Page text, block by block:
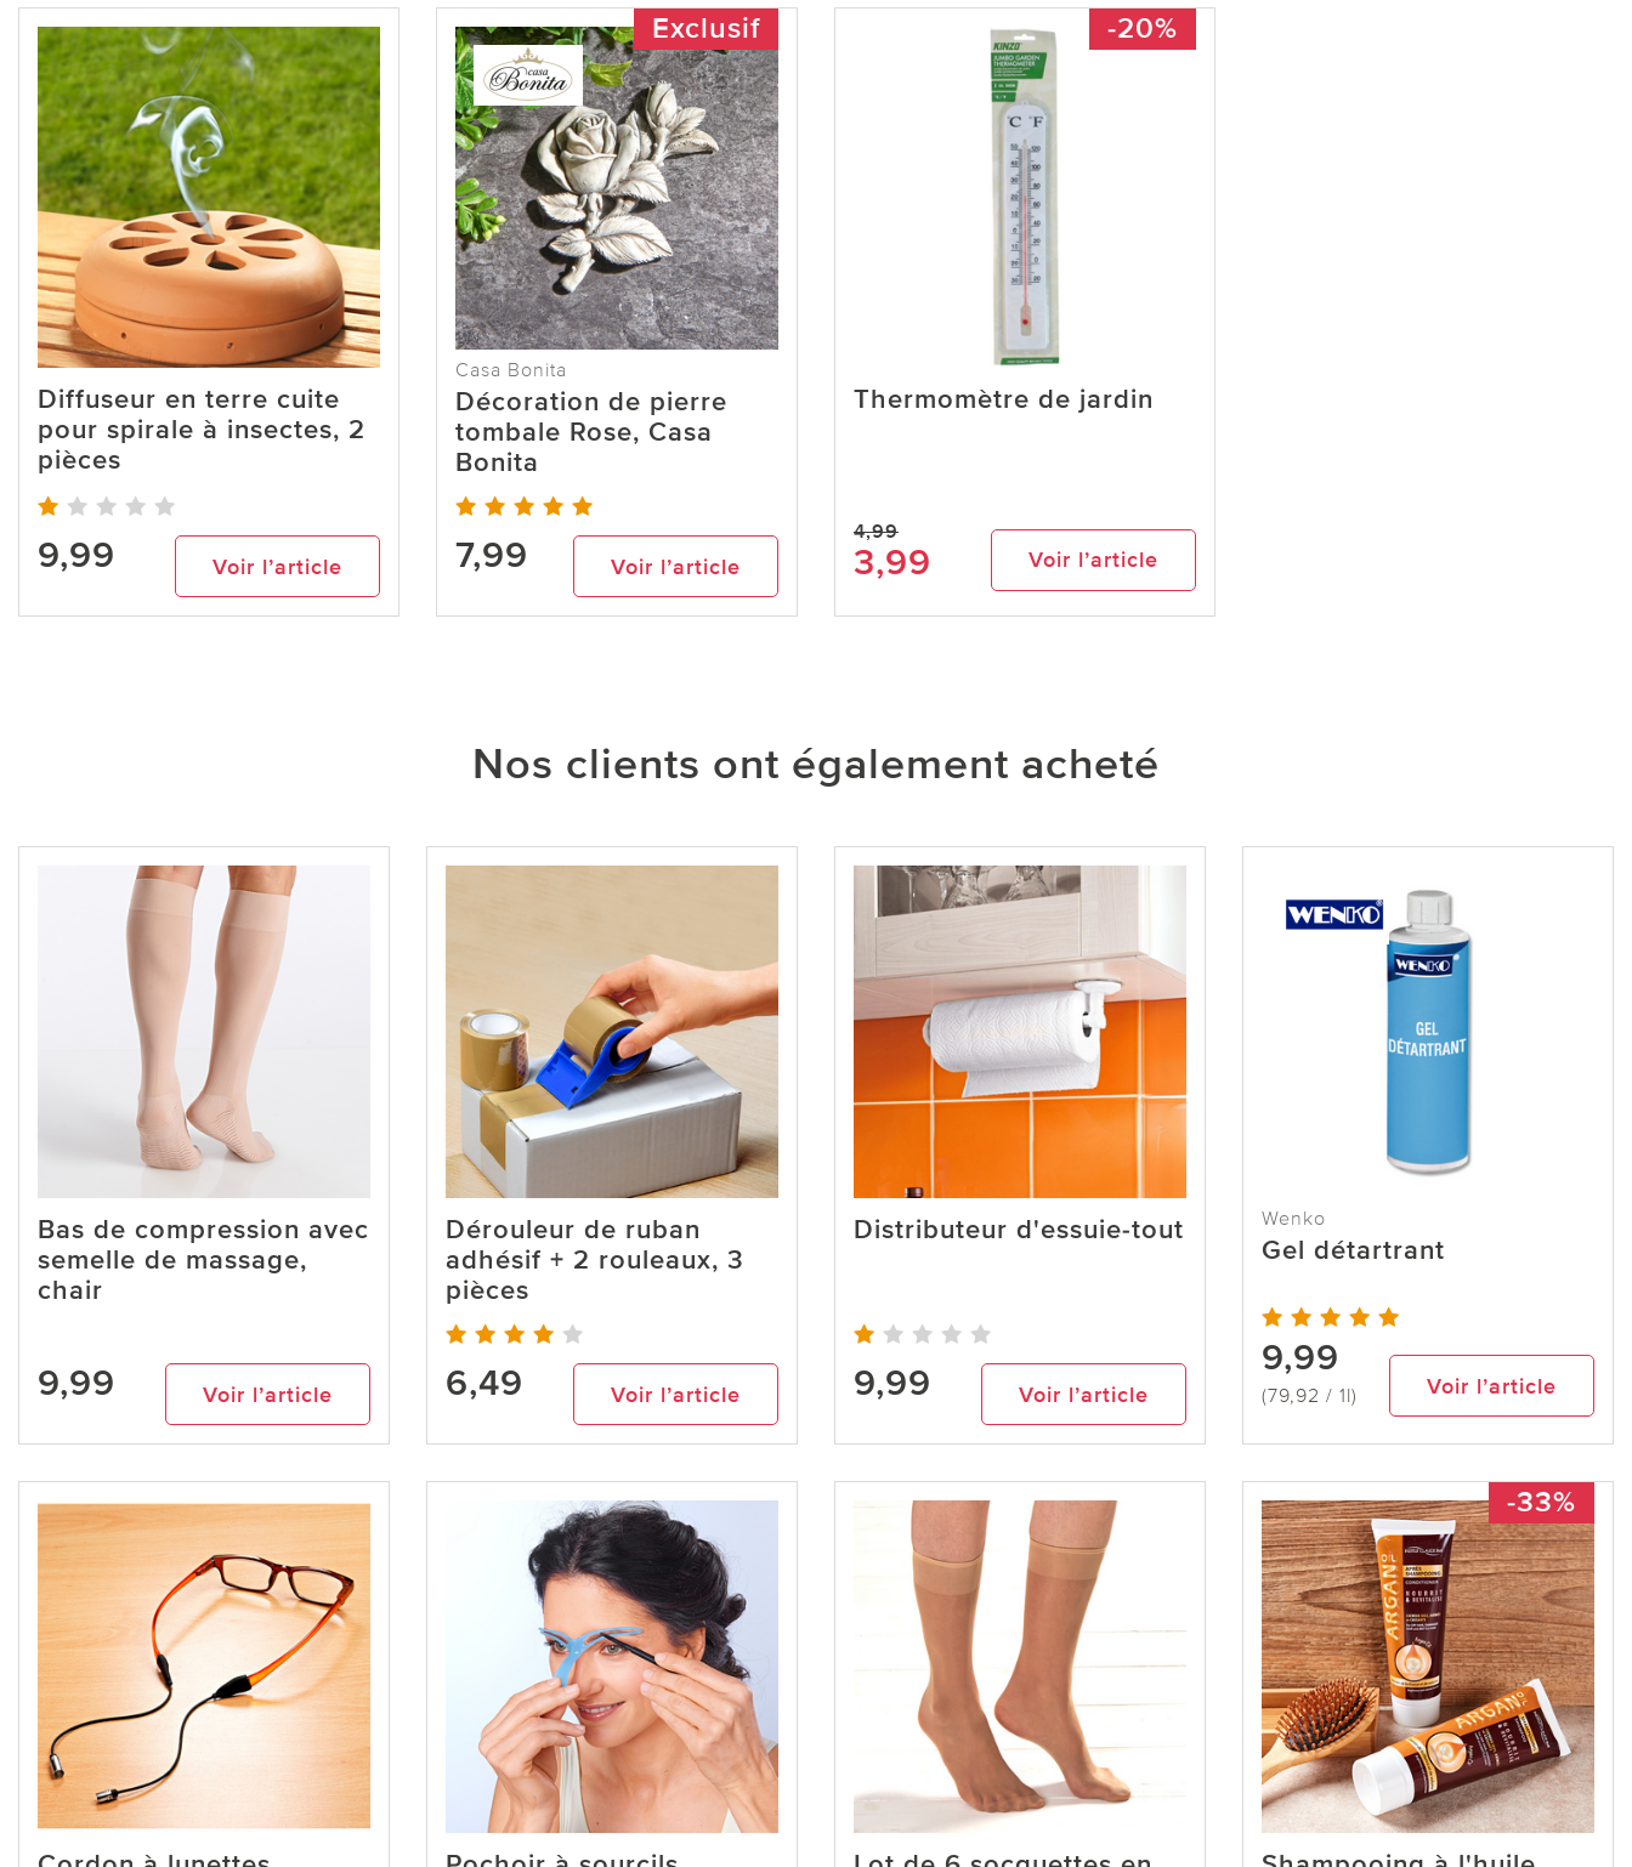
Diffuseur en terre cuite
pour spirale à insectes, 2
pièces
9,99 Voir l’article
Exclusif
Casa Bonita
Décoration de pierre
tombale Rose, Casa
Bonita
7,99 Voir l’article
-20%
Thermomètre de jardin
4,99
3,99 Voir l’article
Nos clients ont également acheté
Bas de compression avec
semelle de massage,
chair
9,99 Voir l’article
Dérouleur de ruban
adhésif + 2 rouleaux, 3
pièces
6,49 Voir l’article
Distributeur d'essuie-tout
9,99 Voir l’article
Wenko
Gel détartrant
9,99
(79,92 / 1l) Voir l’article
-33%